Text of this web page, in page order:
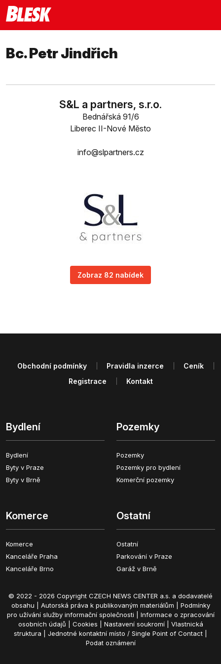
Bc. Petr Jindřich
S&L a partners, s.r.o.
Bednářská 91/6
Liberec II-Nové Město
info@slpartners.cz
Zobraz 82 nabídek
Bydlení
Bydlení
Byty v Praze
Byty v Brně
Pozemky
Pozemky
Pozemky pro bydlení
Komerční pozemky
Komerce
Komerce
Kanceláře Praha
Kanceláře Brno
Ostatní
Ostatní
Parkování v Praze
Garáž v Brně
Obchodní podmínky Pravidla inzerce
Ceník
Registrace
Kontakt
© 2022 - 2026 Copyright CZECH NEWS CENTER a.s. a dodavatelé
obsahu | Autorská práva k publikovaným materiálům
Podmínky
pro užívání služby informační společnosti
Informace o zpracování
osobních údajů
Cookies Nastavení soukromí| Vlastnická
struktura
Jednotné kontaktní místo / Single Point of Contact
Podat oznámení